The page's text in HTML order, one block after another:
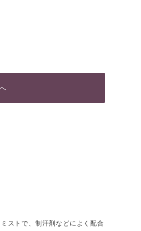
ストで、制汗剤などによく配合